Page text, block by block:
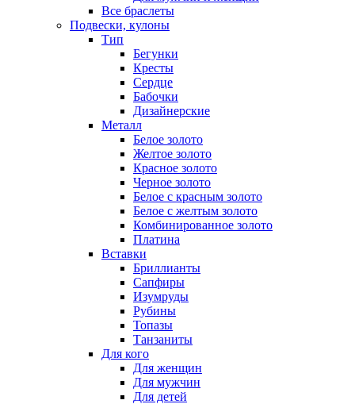
Все браслеты
Подвески, кулоны
Тип
Бегунки
Кресты
Сердце
Бабочки
Дизайнерские
Металл
Белое золото
Желтое золото
Красное золото
Черное золото
Белое с красным золото
Белое с желтым золото
Комбинированное золото
Платина
Вставки
Бриллианты
Сапфиры
Изумруды
Рубины
Топазы
Танзаниты
Для кого
Для женщин
Для мужчин
Для детей